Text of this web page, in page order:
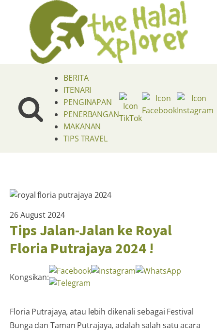
BERITA
ITENARI
PENGINAPAN
PENERBANGAN
MAKANAN
TIPS TRAVEL
26 August 2024
Tips Jalan-Jalan ke Royal
Floria Putrajaya 2024 !
Kongsikan:
Floria Putrajaya, atau lebih dikenali sebagai Festival
Bunga dan Taman Putrajaya, adalah salah satu acara